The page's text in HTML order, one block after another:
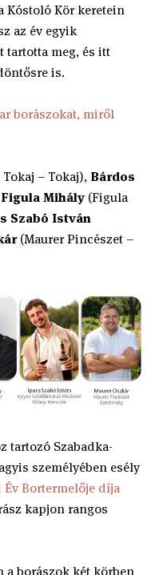
Kóstoló Kör keretein
az év egyik
tartotta meg, és itt
is.
borászokat, miről
Tokaj – Tokaj), Bárdos
Figula Mihály (Figula
Szabó István
(Maurer Pincészet –
tartozó Szabadka-
személyében esély
Év Bortermelője díja
kapjon rangos